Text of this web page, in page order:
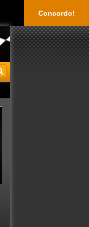
Concordo!